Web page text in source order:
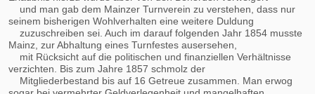
und man gab dem Mainzer Turnverein zu verstehen, dass nur
seinem bisherigen Wohlverhalten eine weitere Duldung
zuzuschreiben sei. Auch im darauf folgenden Jahr 1854 musste
Mainz, zur Abhaltung eines Turnfestes ausersehen,
mit Rücksicht auf die politischen und finanziellen Verhältnisse
verzichten. Bis zum Jahre 1857 schmolz der
Mitgliederbestand bis auf 16 Getreue zusammen. Man erwog